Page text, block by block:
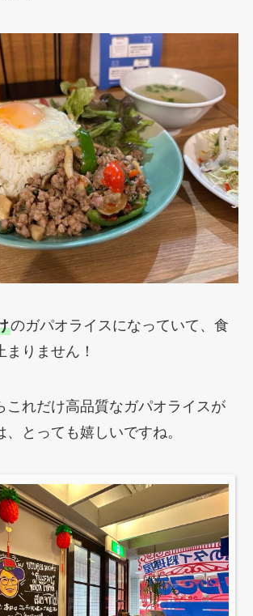
のガパオライスになっていて、食
りません！
これだけ高品質なガパオライスが
とっても嬉しいですね。